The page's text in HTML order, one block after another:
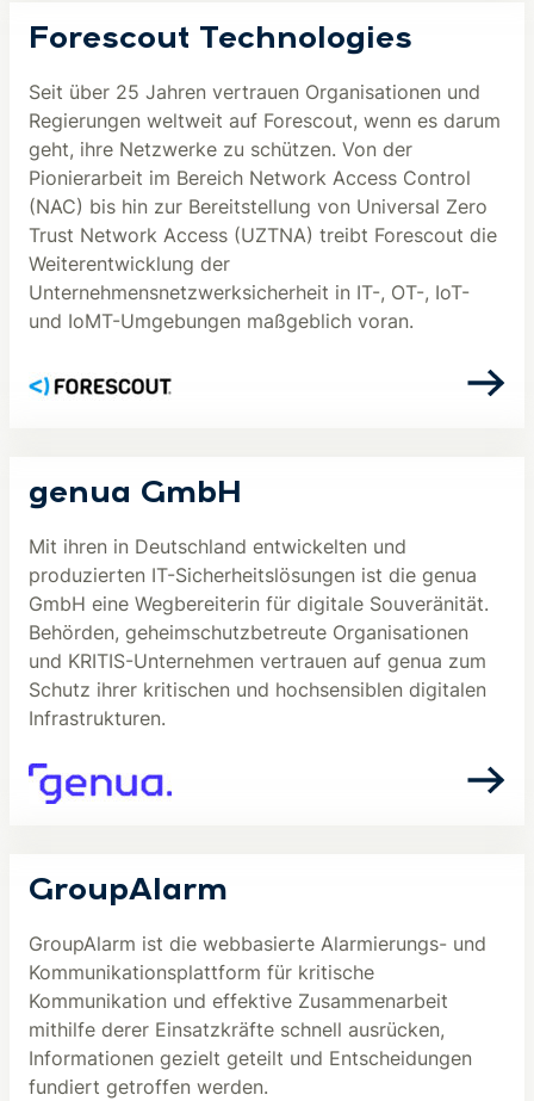
Forescout Technologies
Seit über 25 Jahren vertrauen Organisationen und
Regierungen weltweit auf Forescout, wenn es darum
geht, ihre Netzwerke zu schützen. Von der
Pionierarbeit im Bereich Network Access Control
(NAC) bis hin zur Bereitstellung von Universal Zero
Trust Network Access (UZTNA) treibt Forescout die
Weiterentwicklung der
Unternehmensnetzwerksicherheit in IT-, OT-, IoT-
und IoMT-Umgebungen maßgeblich voran.
genua GmbH
Mit ihren in Deutschland entwickelten und
produzierten IT-Sicherheitslösungen ist die genua
GmbH eine Wegbereiterin für digitale Souveränität.
Behörden, geheimschutzbetreute Organisationen
und KRITIS-Unternehmen vertrauen auf genua zum
Schutz ihrer kritischen und hochsensiblen digitalen
Infrastrukturen.
GroupAlarm
GroupAlarm ist die webbasierte Alarmierungs- und
Kommunikationsplattform für kritische
Kommunikation und effektive Zusammenarbeit
mithilfe derer Einsatzkräfte schnell ausrücken,
Informationen gezielt geteilt und Entscheidungen
fundiert getroffen werden.